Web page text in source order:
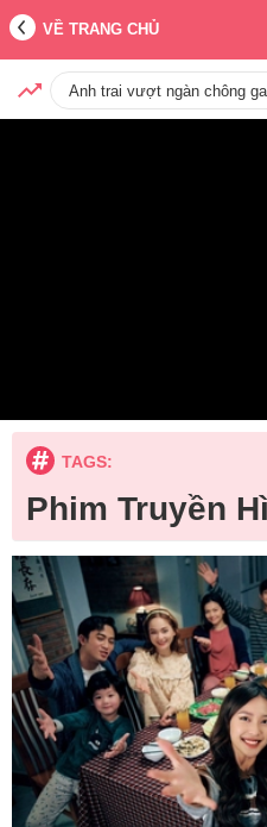
VỀ TRANG CHỦ
Anh trai vượt ngàn chông
TAGS:
Phim Truyền